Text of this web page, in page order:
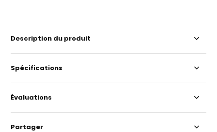
Description du produit
Spécifications
Évaluations
Partager